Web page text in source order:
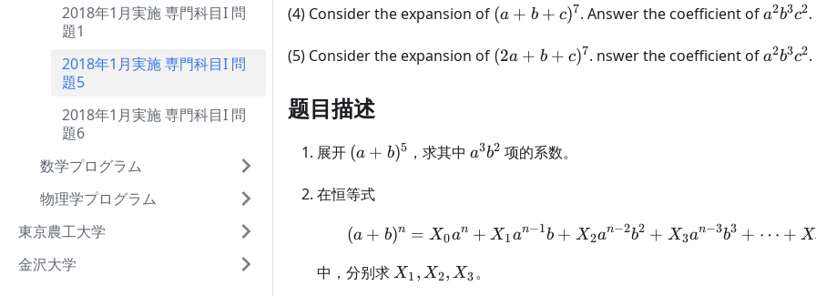
2018年1月実施 専門科目I 問
題1
2018年1月実施 専門科目I 問
題5
2018年1月実施 専門科目I 問
題6
数学プログラム
物理学プログラム
東京農工大学
金沢大学
(10
1)^5
(4) Consider the expansion of (a
+
(a + b + c)7. Answer the coefficient ofa^2
c^2
a2b3c2.
(5) Consider the expansion of (2a
(2a + b + c)7. nswer the coefficient ofa^2
a2b3c2.
题目描述
展开 (a+b)^5
(a + b)5 ，求其中 a^3b^2
a3b2 项的系数。
在恒等式
(a + b)n = X0an + X1an−1b + X2an−2b2 + X3an−3b3 + ⋯ + X
中，分别求 X_1,X_2,X_3
X1 , X2, X3。